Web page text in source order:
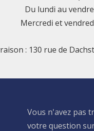
Du lundi au
Mercredi et
: 130 rue de
Vous n'avez pas
votre question